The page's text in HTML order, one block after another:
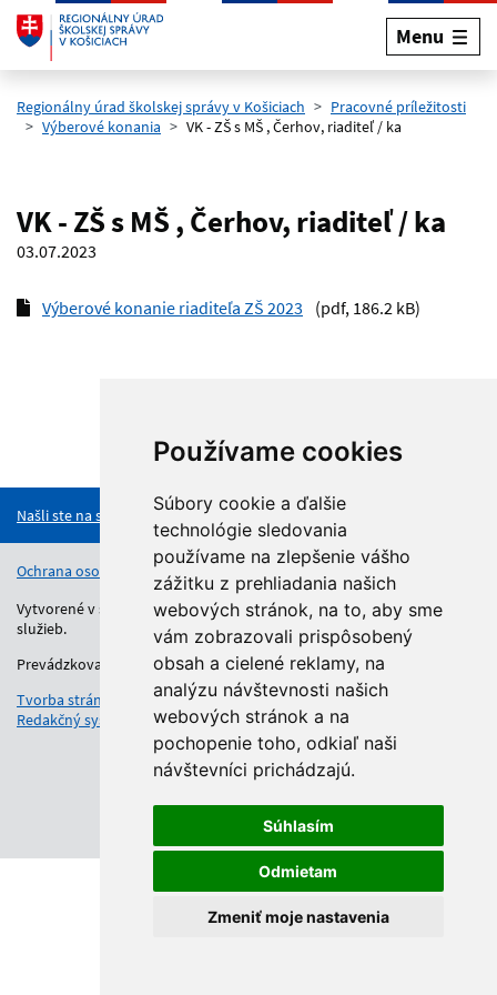
Používame cookies
Súbory cookie a ďalšie
technológie sledovania
používame na zlepšenie vášho
zážitku z prehliadania našich
webových stránok, na to, aby sme
vám zobrazovali prispôsobený
obsah a cielené reklamy, na
analýzu návštevnosti našich
webových stránok a na
pochopenie toho, odkiaľ naši
návštevníci prichádzajú.
Súhlasím
Odmietam
Zmeniť moje nastavenia
Preskočiť na hlavný obsah
Menu
Regionálny úrad školskej správy v Košiciach
Pracovné príležitosti
Výberové konania
VK - ZŠ s MŠ , Čerhov, riaditeľ / ka
VK - ZŠ s MŠ , Čerhov, riaditeľ / ka
03.07.2023
Výberové konanie riaditeľa ZŠ 2023 (pdf, 186.2 kB)
Našli ste na stránke chybu?
Ochrana osobných údajov Vyhlásenie o prístupnosti Kontakt
Vytvorené v súlade s Jednotným dizajn manuálom elektronických
služieb.
Prevádzkovateľom služby je Regionálny úrad školskej správy.
Tvorba stránok
: Aglo Solutions
Redakčný systém
: SysCom